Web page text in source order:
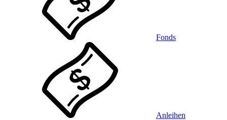
Fonds
Anleihen